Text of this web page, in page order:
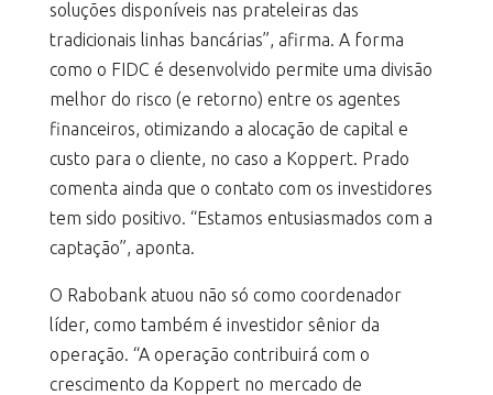
soluções disponíveis nas prateleiras das
tradicionais linhas bancárias”, afirma. A forma
como o FIDC é desenvolvido permite uma divisão
melhor do risco (e retorno) entre os agentes
financeiros, otimizando a alocação de capital e
custo para o cliente, no caso a Koppert. Prado
comenta ainda que o contato com os investidores
tem sido positivo. “Estamos entusiasmados com a
captação”, aponta.
O Rabobank atuou não só como coordenador
líder, como também é investidor sênior da
operação. “A operação contribuirá com o
crescimento da Koppert no mercado de